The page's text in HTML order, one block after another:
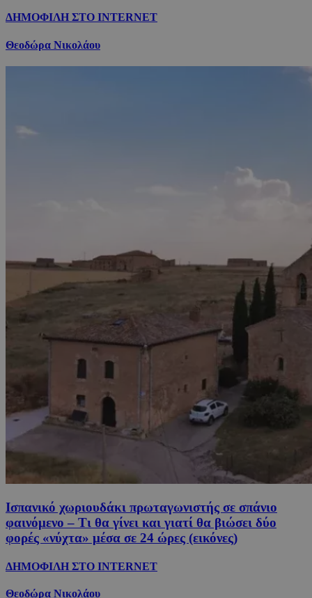
ΔΗΜΟΦΙΛΗ ΣΤΟ INTERNET
Θεοδώρα Νικολάου
Ισπανικό χωριουδάκι πρωταγωνιστής σε σπάνιο
φαινόμενο – Τι θα γίνει και γιατί θα βιώσει δύο
φορές «νύχτα» μέσα σε 24 ώρες (εικόνες)
ΔΗΜΟΦΙΛΗ ΣΤΟ INTERNET
Θεοδώρα Νικολάου